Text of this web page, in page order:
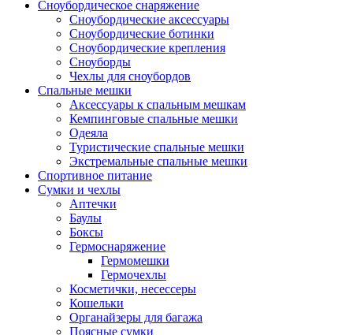
Сноубордическое снаряжение
Сноубордические аксессуары
Сноубордические ботинки
Сноубордические крепления
Сноуборды
Чехлы для сноубордов
Спальные мешки
Аксессуары к спальным мешкам
Кемпинговые спальные мешки
Одеяла
Туристические спальные мешки
Экстремальные спальные мешки
Спортивное питание
Сумки и чехлы
Аптечки
Баулы
Боксы
Гермоснаряжение
Гермомешки
Гермочехлы
Косметички, несессеры
Кошельки
Органайзеры для багажа
Поясные сумки